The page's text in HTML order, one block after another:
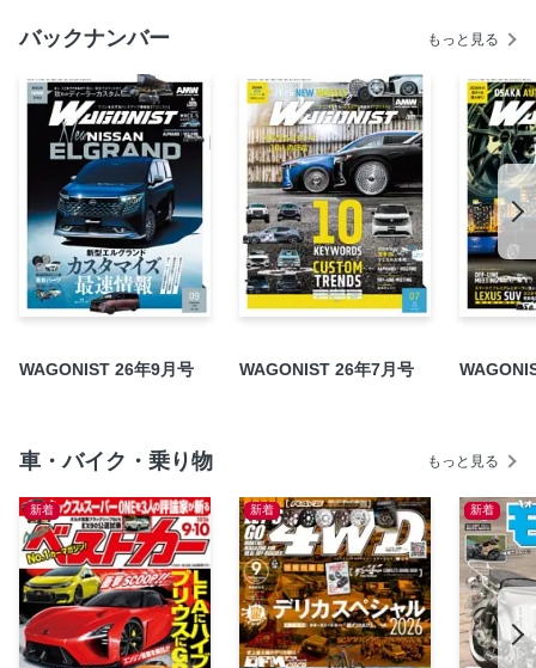
DAD×倖田來未 スペシャルコラボ第2弾 記念イベント開催！
ヴァレンティ感謝祭2025
スゴモノEXPRESS
SHOP GUIDE FLEX ランクルハイエース 仙台泉店
次号告知
特別付録 2026年度版 オリジナル カレンダー
バックナンバー もっと見る
WAGONIST 26年9月号 WAGONIST 26年7月号
車・バイク・乗り物 もっと見る
新着 新着 新着